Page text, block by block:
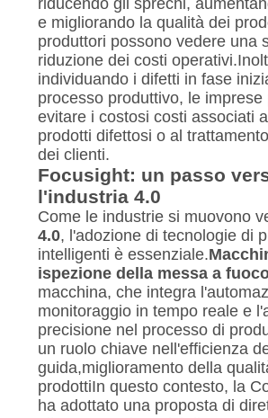
riducendo gli sprechi,
e migliorando la qualità dei
produttori possono vedere una
riduzione dei costi
individuando i difetti in fase
processo produttivo, le imprese
evitare i costosi costi associati
prodotti difettosi o al
dei clienti.
Focusight: un passo
l'industria 4.0
Come le industrie si muovono
4.0, l'adozione di tecnologie di
intelligenti è essenziale.
ispezione della messa a
macchina, che integra
monitoraggio in tempo reale e
precisione nel processo di
un ruolo chiave nell'efficienza
guida,miglioramento della
prodottiIn questo contesto, la
ha adottato una proposta di